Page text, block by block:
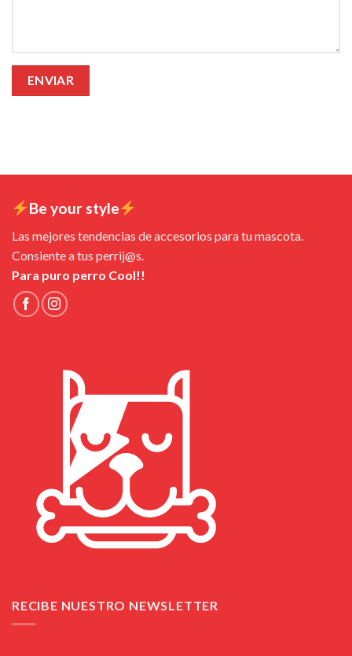
Be your style
Las mejores tendencias de accesorios para tu mascota.
Consiente a tus perrij@s.
Para puro perro Cool!!
RECIBE NUESTRO NEWSLETTER